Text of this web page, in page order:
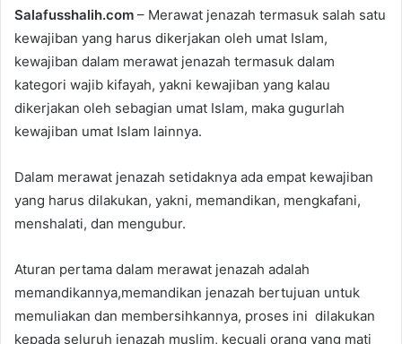
n
d
a
n
e
Salafusshalih.com – Merawat jenazah termasuk salah satu
kewajiban yang harus dikerjakan oleh umat Islam,
kewajiban dalam merawat jenazah termasuk dalam
kategori wajib kifayah, yakni kewajiban yang kalau
dikerjakan oleh sebagian umat Islam, maka gugurlah
kewajiban umat Islam lainnya.
Dalam merawat jenazah setidaknya ada empat kewajiban
yang harus dilakukan, yakni, memandikan, mengkafani,
menshalati, dan mengubur.
Aturan pertama dalam merawat jenazah adalah
memandikannya,memandikan jenazah bertujuan untuk
memuliakan dan membersihkannya, proses ini dilakukan
kepada seluruh jenazah muslim, kecuali orang yang mati